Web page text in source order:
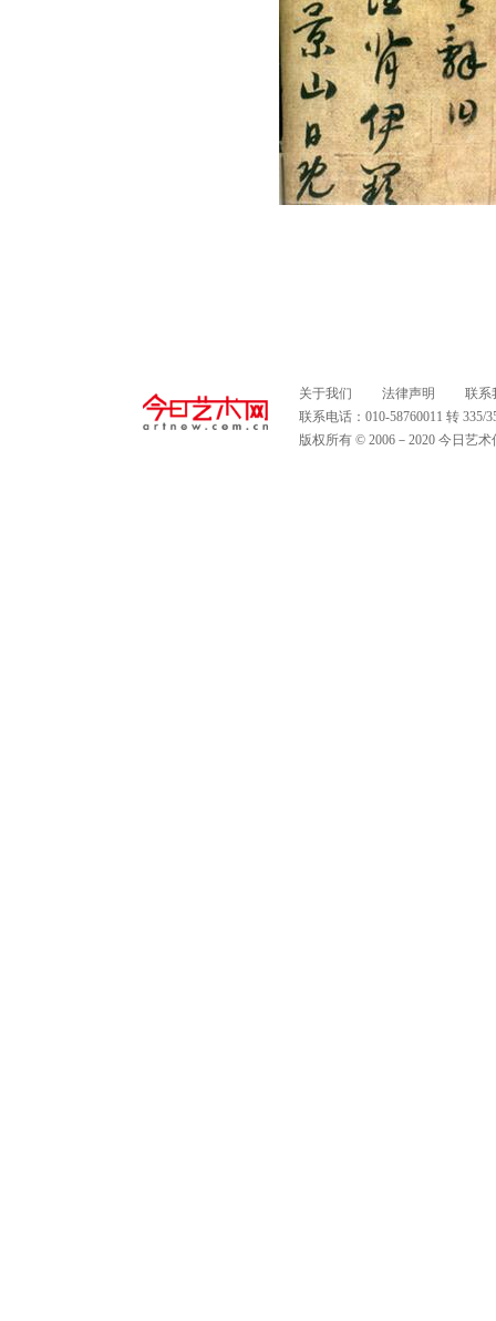
关于我们 法律声明
联系
联系电话：010-58760011 转
版权所有 © 2006－2020 今日艺